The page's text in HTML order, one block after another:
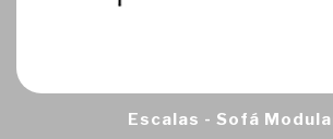
Escalas - Sofá